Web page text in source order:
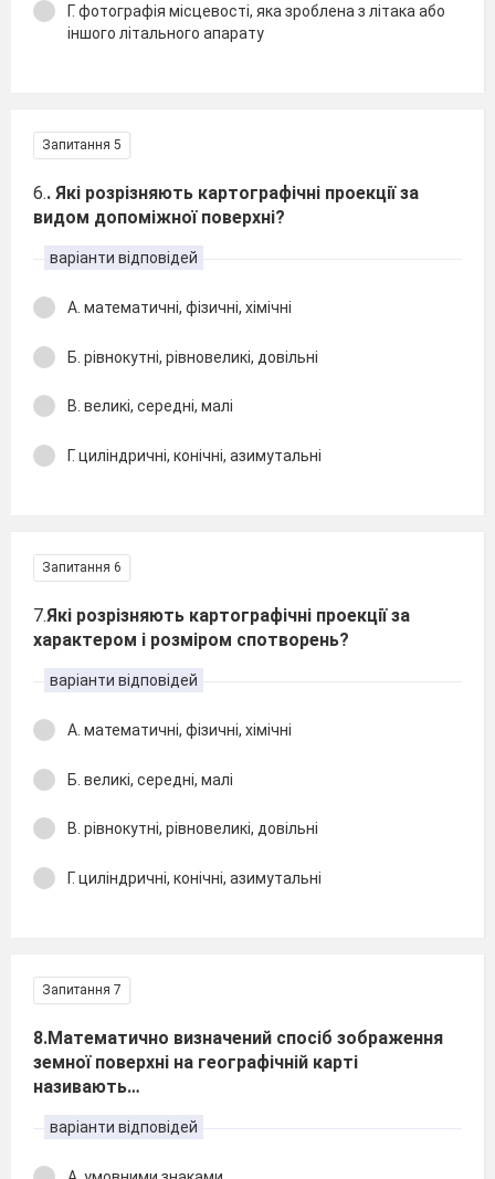
Г. фотографія місцевості, яка зроблена з літака або
іншого літального апарату
Запитання 5
6.. Які розрізняють картографічні проекції за
видом допоміжної поверхні?
варіанти відповідей
А. математичні, фізичні, хімічні
Б. рівнокутні, рівновеликі, довільні
В. великі, середні, малі
Г. циліндричні, конічні, азимутальні
Запитання 6
7.Які розрізняють картографічні проекції за
характером і розміром спотворень?
варіанти відповідей
А. математичні, фізичні, хімічні
Б. великі, середні, малі
В. рівнокутні, рівновеликі, довільні
Г. циліндричні, конічні, азимутальні
Запитання 7
8.Математично визначений спосіб зображення
земної поверхні на географічній карті
називають…
варіанти відповідей